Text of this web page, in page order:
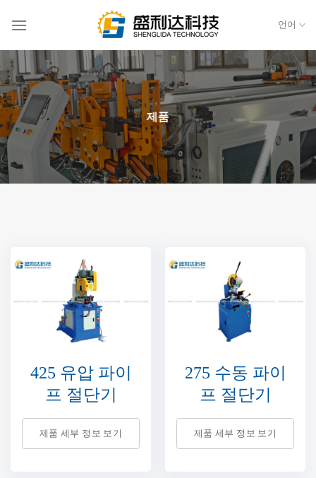
로
건
너
뛰
기
언어
제품
425 유압 파이
프 절단기
제품 세부 정보 보기
275 수동 파이
프 절단기
제품 세부 정보 보기